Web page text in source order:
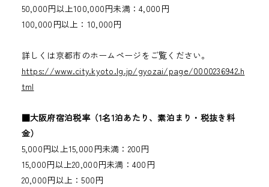
50,000円以上100,000円未満：4,000円
100,000円以上：10,000円
詳しくは京都市のホームページをご覧ください。
https://www.city.kyoto.lg.jp/gyozai/page/0000236942.h
tml
■大阪府宿泊税率（1名1泊あたり、素泊まり・税抜き料
金）
5,000円以上15,000円未満：200円
15,000円以上20,000円未満：400円
20,000円以上：500円